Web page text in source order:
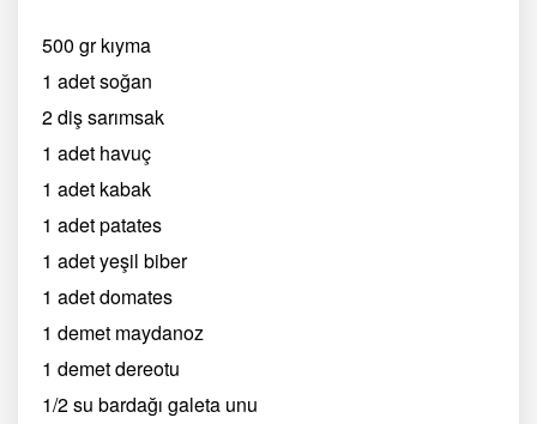
500 gr kıyma
1 adet soğan
2 diş sarımsak
1 adet havuç
1 adet kabak
1 adet patates
1 adet yeşil biber
1 adet domates
1 demet maydanoz
1 demet dereotu
1/2 su bardağı galeta unu